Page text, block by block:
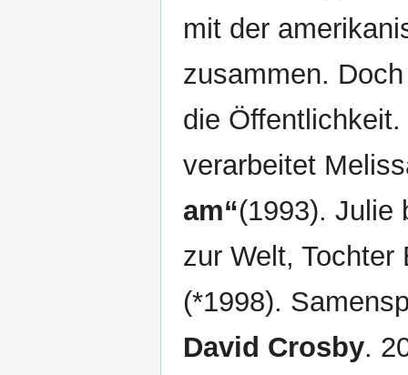
mit der
zusammen.
die
verarbeitet
am“(1993). Julie
zur Welt,
(*1998).
David Crosby.